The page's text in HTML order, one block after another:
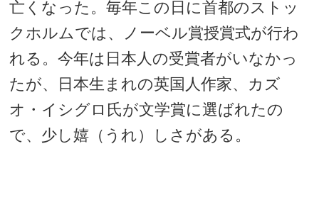
亡くなった。毎年この日に首都のストッ
クホルムでは、ノーベル賞授賞式が行わ
れる。今年は日本人の受賞者がいなかっ
たが、日本生まれの英国人作家、カズ
オ・イシグロ氏が文学賞に選ばれたの
で、少し嬉（うれ）しさがある。